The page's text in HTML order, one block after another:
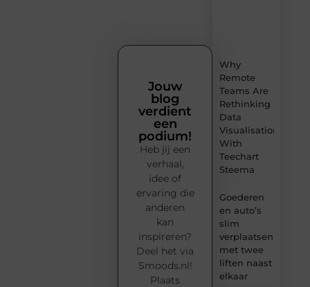
Why
Remote
Teams Are
Rethinking
Data
Visualisation
With
Teechart
Steema
Goederen
en auto’s
slim
verplaatsen
met twee
liften naast
elkaar
Jouw
blog
verdient
een
podium!
Heb jij een
verhaal,
idee of
ervaring die
anderen
kan
inspireren?
Deel het via
Smoods.nl!
Plaats